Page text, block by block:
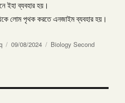
ইহা ব্যবহার হয়।
লোম পৃথক করতে এনজাইম ব্যবহার হয়।
Posted
09/08/2024 Categories
Biology Second